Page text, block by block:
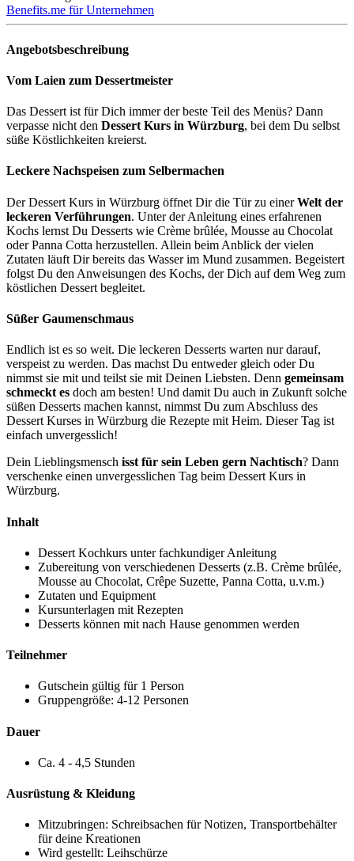
Benefits.me für Unternehmen
Angebotsbeschreibung
Vom Laien zum Dessertmeister
Das Dessert ist für Dich immer der beste Teil des Menüs? Dann
verpasse nicht den Dessert Kurs in Würzburg, bei dem Du selbst
süße Köstlichkeiten kreierst.
Leckere Nachspeisen zum Selbermachen
Der Dessert Kurs in Würzburg öffnet Dir die Tür zu einerWelt der
leckeren Verführungen. Unter der Anleitung eines erfahrenen
Kochs lernst Du Desserts wie Crème brûlée, Mousse au Chocolat
oder Panna Cotta herzustellen. Allein beim Anblick der vielen
Zutaten läuft Dir bereits das Wasser im Mund zusammen. Begeistert
folgst Du den Anweisungen des Kochs, der Dich auf dem Weg zum
köstlichen Dessert begleitet.
Süßer Gaumenschmaus
Endlich ist es so weit. Die leckeren Desserts warten nur darauf,
verspeist zu werden. Das machst Du entweder gleich oder Du
nimmst sie mit und teilst sie mit Deinen Liebsten. Denn gemeinsam
schmeckt es doch am besten! Und damit Du auch in Zukunft solche
süßen Desserts machen kannst, nimmst Du zum Abschluss des
Dessert Kurses in Würzburg die Rezepte mit Heim. Dieser Tag ist
einfach unvergesslich!
Dein Lieblingsmensch isst für sein Leben gern Nachtisch? Dann
verschenke einen unvergesslichen Tag beim Dessert Kurs in
Würzburg.
Inhalt
Dessert Kochkurs unter fachkundiger Anleitung
Zubereitung von verschiedenen Desserts (z.B. Crème brûlée,
Mousse au Chocolat, Crêpe Suzette, Panna Cotta, u.v.m.)
Zutaten und Equipment
Kursunterlagen mit Rezepten
Desserts können mit nach Hause genommen werden
Teilnehmer
Gutschein gültig für 1 Person
Gruppengröße: 4-12 Personen
Dauer
Ca. 4 - 4,5 Stunden
Ausrüstung & Kleidung
Mitzubringen: Schreibsachen für Notizen, Transportbehälter
für deine Kreationen
Wird gestellt: Leihschürze